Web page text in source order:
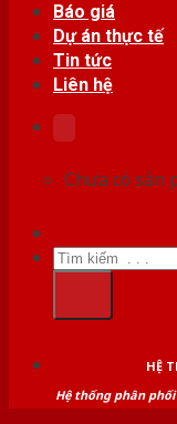
Báo giá
Dự án thực tế
Tin tức
Liên hệ
Chưa có sản
Tìm
kiếm:
HỆ
Hệ thống phân